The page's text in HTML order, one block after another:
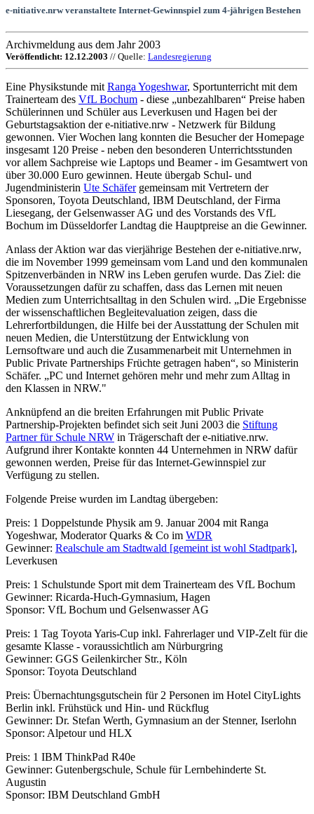
e-nitiative.nrw veranstaltete Internet-Gewinnspiel zum 4-jährigen Bestehen
Archivmeldung aus dem Jahr 2003
Veröffentlicht: 12.12.2003 // Quelle: Landesregierung
Eine Physikstunde mit Ranga Yogeshwar, Sportunterricht mit dem
Trainerteam des VfL Bochum - diese „unbezahlbaren“ Preise haben
Schülerinnen und Schüler aus Leverkusen und Hagen bei der
Geburtstagsaktion der e-nitiative.nrw - Netzwerk für Bildung
gewonnen. Vier Wochen lang konnten die Besucher der Homepage
insgesamt 120 Preise - neben den besonderen Unterrichtsstunden
vor allem Sachpreise wie Laptops und Beamer - im Gesamtwert von
über 30.000 Euro gewinnen. Heute übergab Schul- und
Jugendministerin Ute Schäfergemeinsam mit Vertretern der
Sponsoren, Toyota Deutschland, IBM Deutschland, der Firma
Liesegang, der Gelsenwasser AG und des Vorstands des VfL
Bochum im Düsseldorfer Landtag die Hauptpreise an die Gewinner.
Anlass der Aktion war das vierjährige Bestehen der e-nitiative.nrw,
die im November 1999 gemeinsam vom Land und den kommunalen
Spitzenverbänden in NRW ins Leben gerufen wurde. Das Ziel: die
Voraussetzungen dafür zu schaffen, dass das Lernen mit neuen
Medien zum Unterrichtsalltag in den Schulen wird. „Die Ergebnisse
der wissenschaftlichen Begleitevaluation zeigen, dass die
Lehrerfortbildungen, die Hilfe bei der Ausstattung der Schulen mit
neuen Medien, die Unterstützung der Entwicklung von
Lernsoftware und auch die Zusammenarbeit mit Unternehmen in
Public Private Partnerships Früchte getragen haben“, so Ministerin
Schäfer. „PC und Internet gehören mehr und mehr zum Alltag in
den Klassen in NRW."
Anknüpfend an die breiten Erfahrungen mit Public Private
Partnership-Projekten befindet sich seit Juni 2003 die Stiftung
Partner für Schule NRW in Trägerschaft der e-nitiative.nrw.
Aufgrund ihrer Kontakte konnten 44 Unternehmen in NRW dafür
gewonnen werden, Preise für das Internet-Gewinnspiel zur
Verfügung zu stellen.
Folgende Preise wurden im Landtag übergeben:
Preis: 1 Doppelstunde Physik am 9. Januar 2004 mit Ranga
Yogeshwar, Moderator Quarks & Co im WDR
Gewinner: Realschule am Stadtwald [gemeint ist wohl Stadtpark],
Leverkusen
Preis: 1 Schulstunde Sport mit dem Trainerteam des VfL Bochum
Gewinner: Ricarda-Huch-Gymnasium, Hagen
Sponsor: VfL Bochum und Gelsenwasser AG
Preis: 1 Tag Toyota Yaris-Cup inkl. Fahrerlager und VIP-Zelt für die
gesamte Klasse - voraussichtlich am Nürburgring
Gewinner: GGS Geilenkircher Str., Köln
Sponsor: Toyota Deutschland
Preis: Übernachtungsgutschein für 2 Personen im Hotel CityLights
Berlin inkl. Frühstück und Hin- und Rückflug
Gewinner: Dr. Stefan Werth, Gymnasium an der Stenner, Iserlohn
Sponsor: Alpetour und HLX
Preis: 1 IBM ThinkPad R40e
Gewinner: Gutenbergschule, Schule für Lernbehinderte St.
Augustin
Sponsor: IBM Deutschland GmbH